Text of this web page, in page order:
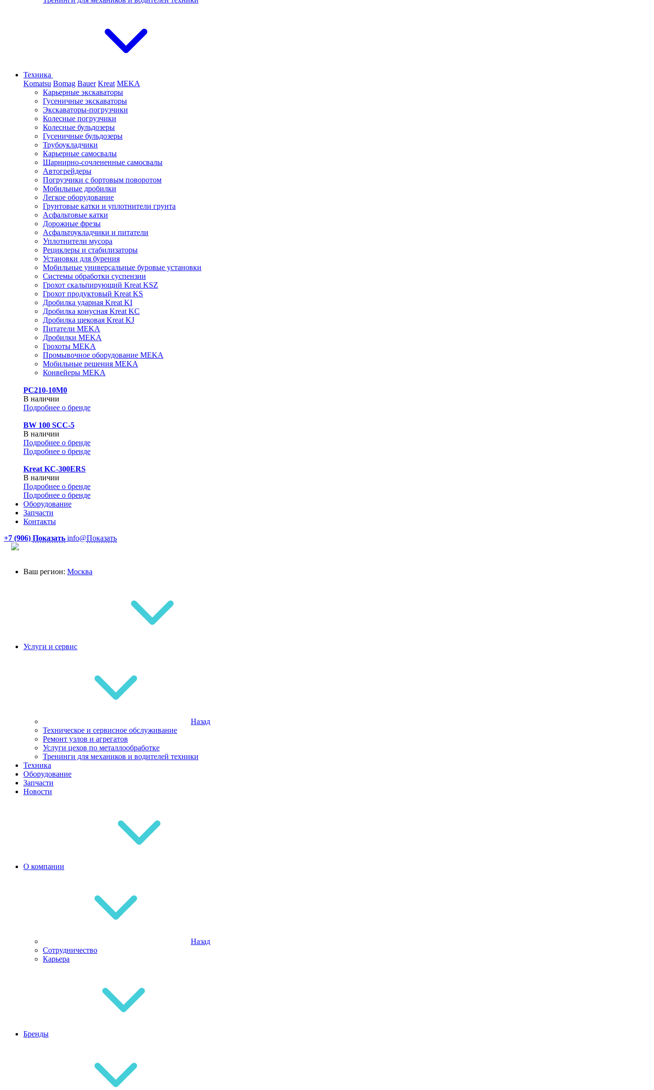
Техника
Komatsu Bomag Bauer Kreat MEKA
Карьерные экскаваторы
Гусеничные экскаваторы
Экскаваторы-погрузчики
Колесные погрузчики
Колесные бульдозеры
Гусеничные бульдозеры
Трубоукладчики
Карьерные самосвалы
Шарнирно-сочлененные cамосвалы
Автогрейдеры
Погрузчики с бортовым поворотом
Мобильные дробилки
Легкое оборудование
Грунтовые катки и уплотнители грунта
Асфальтовые катки
Дорожные фрезы
Асфальтоукладчики и питатели
Уплотнители мусора
Рециклеры и стабилизаторы
Установки для бурения
Мобильные универсальные буровые установки
Системы обработки суспензии
Грохот скальпирующий Kreat KSZ
Грохот продуктовый Kreat KS
Дробилка ударная Kreat KI
Дробилка конусная Kreat KC
Дробилка щековая Kreat KJ
Питатели MEKA
Дробилки MEKA
Грохоты MEKA
Промывочное оборудование MEKA
Мобильные решения MEKA
Конвейеры MEKA
PC210-10M0
В наличии
Подробнее о бренде
BW 100 SCC-5
В наличии
Подробнее о бренде
Подробнее о бренде
Kreat KC-300ERS
В наличии
Подробнее о бренде
Подробнее о бренде
Оборудование
Запчасти
Контакты
+7 (906) Показать info@Показать
Ваш регион: Москва
Услуги и сервис
Назад
Техническое и сервисное обслуживание
Ремонт узлов и агрегатов
Услуги цехов по металлообработке
Тренинги для механиков и водителей техники
Техника
Оборудование
Запчасти
Новости
О компании
Назад
Сотрудничество
Карьера
Бренды